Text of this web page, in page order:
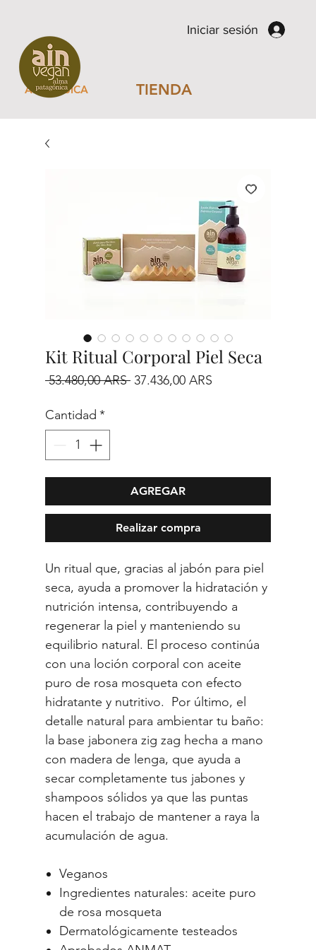
TIENDA
AIN MUSICA
Iniciar sesión
Kit Ritual Corporal Piel Seca
53.480,00 ARS Precio
37.436,00 ARS
Cantidad *
AGREGAR
Realizar compra
Un ritual que, gracias al jabón para piel
seca, ayuda a promover la hidratación y
nutrición intensa, contribuyendo a
regenerar la piel y manteniendo su
equilibrio natural. El proceso continúa
con una loción corporal con aceite
puro de rosa mosqueta con efecto
hidratante y nutritivo. Por último, el
detalle natural para ambientar tu baño:
la base jabonera zig zag hecha a mano
con madera de lenga, que ayuda a
secar completamente tus jabones y
shampoos sólidos ya que las puntas
hacen el trabajo de mantener a raya la
acumulación de agua.
Veganos
Ingredientes naturales: aceite puro
de rosa mosqueta
Dermatológicamente testeados